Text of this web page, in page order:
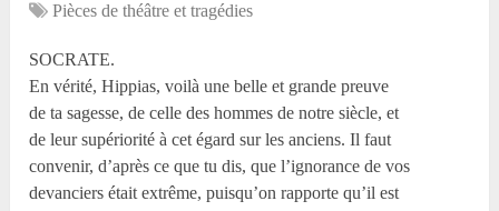
Pièces de théâtre et tragédies
SOCRATE.
En vérité, Hippias, voilà une belle et grande preuve
de ta sagesse, de celle des hommes de notre siècle, et
de leur supériorité à cet égard sur les anciens. Il faut
convenir, d’après ce que tu dis, que l’ignorance de vos
devanciers était extrême, puisqu’on rapporte qu’il est